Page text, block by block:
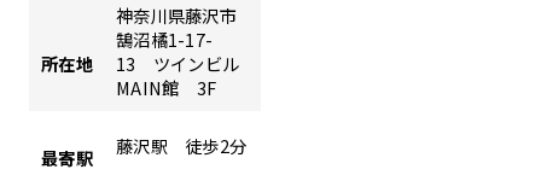
所在地
神奈川県藤沢市
鵠沼橘1-17-
13 ツインビル
MAIN館 3F
最寄駅 藤沢駅 徒歩2分